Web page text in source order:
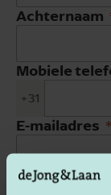
Achternaam
Mobiele
+31
E-mailadres
Bedrijfsnaam